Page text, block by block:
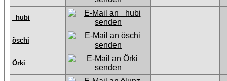
_hubi
öschi
Örki